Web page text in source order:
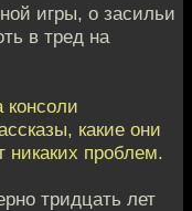
игры, о засильи
в тред на
консоли
какие они
никаких проблем.
тридцать лет